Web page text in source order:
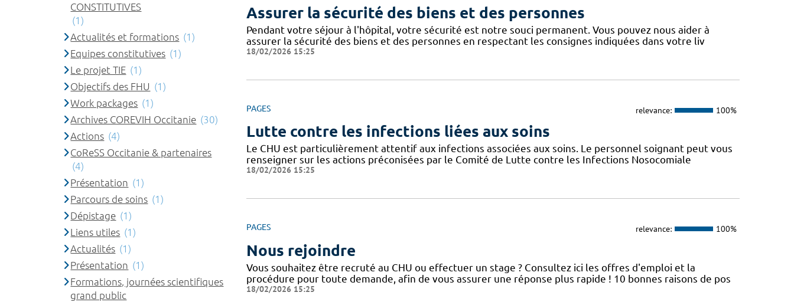
Assurer la sécurité des biens et des personnes
Pendant votre séjour à l'hôpital, votre sécurité est notre souci permanent. Vous pouvez nous aider à
assurer la sécurité des biens et des personnes en respectant les consignes indiquées dans votre liv
18/02/2026 15:25
PAGES relevance: 100%
Lutte contre les infections liées aux soins
Le CHU est particulièrement attentif aux infections associées aux soins. Le personnel soignant peut vous
renseigner sur les actions préconisées par le Comité de Lutte contre les Infections Nosocomiale
18/02/2026 15:25
PAGES relevance: 100%
Nous rejoindre
Vous souhaitez être recruté au CHU ou effectuer un stage ? Consultez ici les offres d'emploi et la
procédure pour toute demande, afin de vous assurer une réponse plus rapide ! 10 bonnes raisons de pos
18/02/2026 15:25
CONSTITUTIVES
(1)
Actualités et formations (1)
Equipes constitutives (1)
Le projet TIE (1)
Objectifs des FHU (1)
Work packages (1)
Archives COREVIH Occitanie (30)
Actions (4)
CoReSS Occitanie & partenaires
(4)
Présentation (1)
Parcours de soins (1)
Dépistage (1)
Liens utiles (1)
Actualités (1)
Présentation (1)
Formations, journées scientifiques
grand public